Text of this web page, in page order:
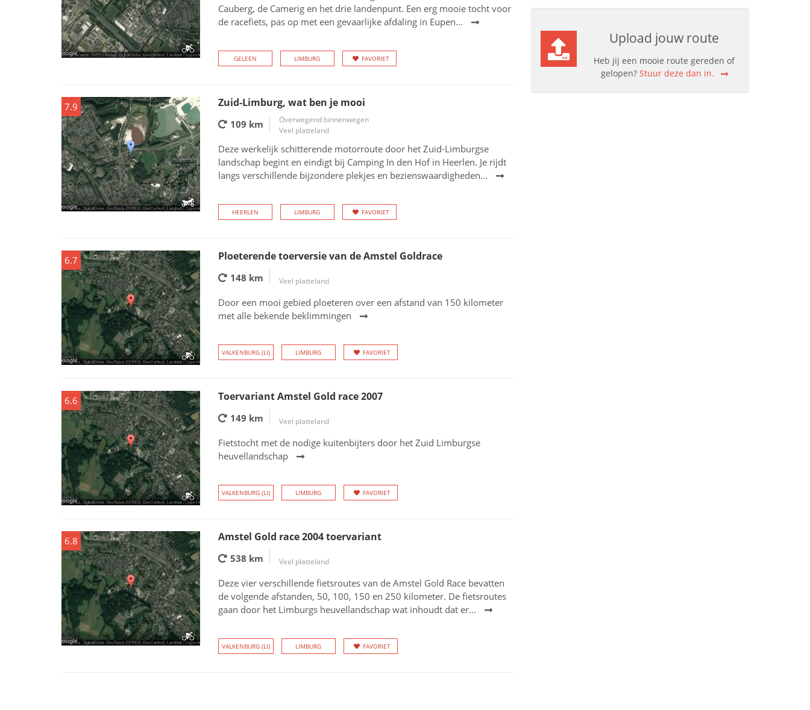
Cauberg, de Camerig en het drie landenpunt. Een erg mooie tocht voor
de racefiets, pas op met een gevaarlijke afdaling in Eupen...
GELEEN LIMBURG FAVORIET
7.9 Zuid-Limburg, wat ben je mooi
109 km
Overwegend binnenwegen
Veel platteland
Deze werkelijk schitterende motorroute door het Zuid-Limburgse
landschap begint en eindigt bij Camping In den Hof in Heerlen. Je rijdt
langs verschillende bijzondere plekjes en bezienswaardigheden...
HEERLEN LIMBURG FAVORIET
6.7 Ploeterende toerversie van de Amstel Goldrace
148 km Veel platteland
Door een mooi gebied ploeteren over een afstand van 150 kilometer
met alle bekende beklimmingen
VALKENBURG (LI) LIMBURG FAVORIET
6.6 Toervariant Amstel Gold race 2007
149 km Veel platteland
Fietstocht met de nodige kuitenbijters door het Zuid Limburgse
heuvellandschap
VALKENBURG (LI) LIMBURG FAVORIET
6.8 Amstel Gold race 2004 toervariant
538 km Veel platteland
Deze vier verschillende fietsroutes van de Amstel Gold Race bevatten
de volgende afstanden, 50, 100, 150 en 250 kilometer. De fietsroutes
gaan door het Limburgs heuvellandschap wat inhoudt dat er...
VALKENBURG (LI) LIMBURG FAVORIET
Upload jouw route
Heb jij een mooie route gereden of
gelopen? Stuur deze dan in.